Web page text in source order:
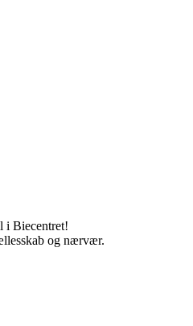
i Biecentret!
og nærvær.